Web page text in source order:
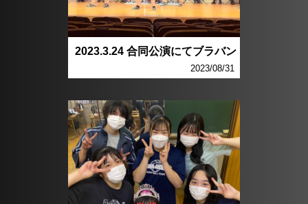
2023.3.24 合同公演にてブラバン
2023/08/31